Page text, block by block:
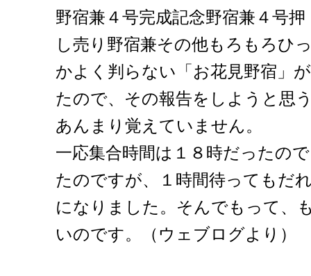
野宿兼４号完成記念野宿兼４号押
し売り野宿兼その他もろもろひ
かよく判らない「お花見野宿」
たので、その報告をしようと思
あんまり覚えていません。
一応集合時間は１８時だったの
たのですが、１時間待ってもだ
になりました。そんでもって、
いのです。（ウェブログより）